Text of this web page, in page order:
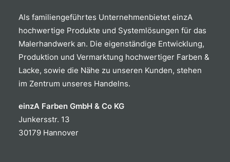
Als familiengeführtes Unternehmenbietet einzA
hochwertige Produkte und Systemlösungen für das
Malerhandwerk an. Die eigenständige Entwicklung,
Produktion und Vermarktung hochwertiger Farben &
Lacke, sowie die Nähe zu unseren Kunden, stehen
im Zentrum unseres Handelns.
einzA Farben GmbH & Co KG
Junkersstr. 13
30179 Hannover